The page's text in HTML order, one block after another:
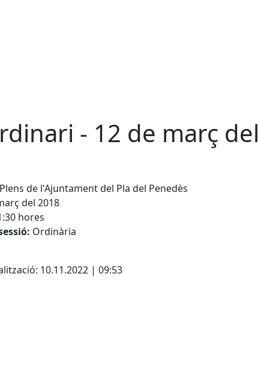
- 12 de març del
de l'Ajuntament del Pla del Penedès
del 2018
hores
Ordinària
10.11.2022 | 09:53